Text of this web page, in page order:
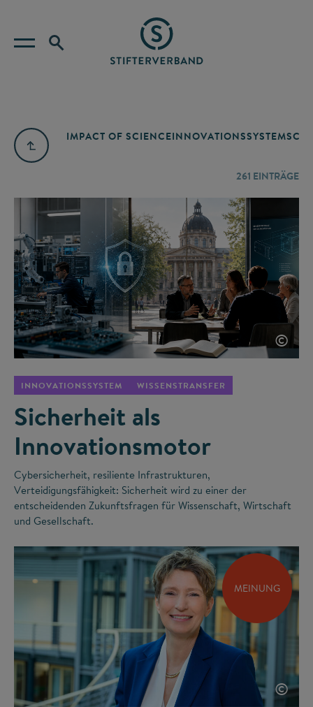
IMPACT OF SCIENCEINNOVATIONSSYSTEM
261 EINTRÄGE
©
INNOVATIONSSYSTEM WISSENSTRANSFER
Sicherheit als
Innovationsmotor
Cybersicherheit, resiliente Infrastrukturen,
Verteidigungsfähigkeit: Sicherheit wird zu einer der
entscheidenden Zukunftsfragen für Wissenschaft, Wirtschaft
und Gesellschaft.
MEINUNG
©